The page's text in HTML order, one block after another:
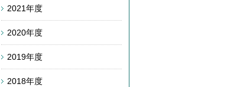
2021年度
2020年度
2019年度
2018年度